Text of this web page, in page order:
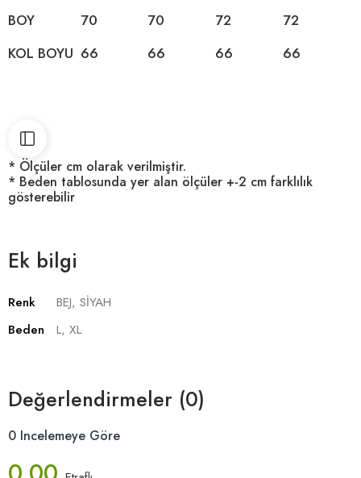
BOY
70 70 72
72
KOL BOYU 66 66 66 66
* Ölçüler cm olarak verilmiştir.
* Beden tablosunda yer alan ölçüler +-2 cm farklılık
gösterebilir
Ek bilgi
Renk
BEJ, SİYAH
Beden
L, XL
Değerlendirmeler (0)
0 Incelemeye Göre